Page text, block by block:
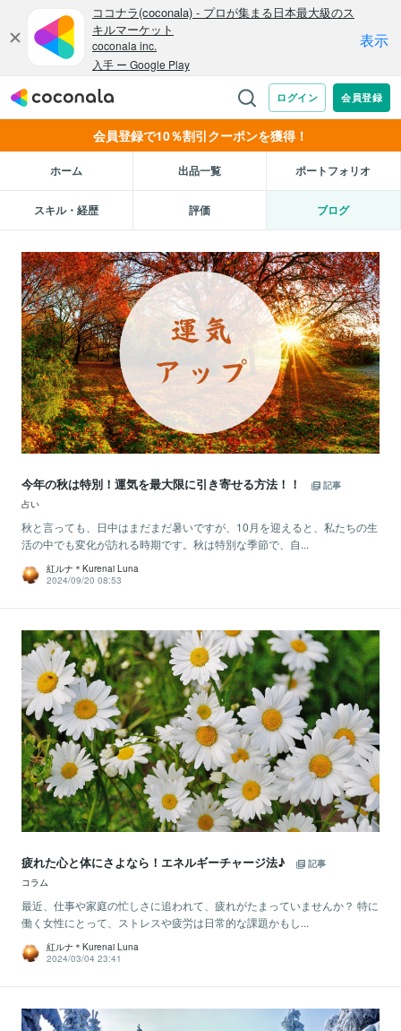
会員登録で10％割引クーポンを獲得！
ホーム 出品一覧 ポートフォリオ
スキル・経歴 評価 ブログ
今年の秋は特別！運気を最大限に引き寄せる方法！！
記事
占い
秋と言っても、日中はまだまだ暑いですが、10月を迎えると、私たちの生
活の中でも変化が訪れる時期です。秋は特別な季節で、自...
紅ルナ＊Kurenai Luna
2024/09/20 08:53
疲れた心と体にさよなら！エネルギーチャージ法♪
記事
コラム
最近、仕事や家庭の忙しさに追われて、疲れがたまっていませんか？ 特に
働く女性にとって、ストレスや疲労は日常的な課題かもし...
紅ルナ＊Kurenai Luna
2024/03/04 23:41